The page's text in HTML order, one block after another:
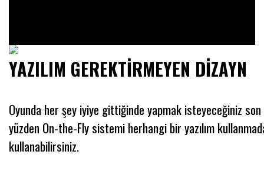
YAZILIM GEREKTİRMEYEN DİZAYN
Oyunda her şey iyiye gittiğinde yapmak isteyeceğiniz son
yüzden On-the-Fly sistemi herhangi bir yazılım
kullanabilirsiniz.